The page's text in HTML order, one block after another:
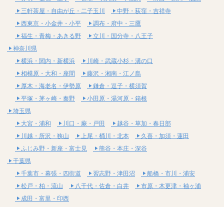
三軒茶屋・自由が丘・二子玉川
中野・荻窪・吉祥寺
西東京・小金井・小平
調布・府中・三鷹
福生・青梅・あきる野
立川・国分寺・八王子
神奈川県
横浜・関内・新横浜
川崎・武蔵小杉・溝の口
相模原・大和・座間
藤沢・湘南・江ノ島
厚木・海老名・伊勢原
鎌倉・逗子・横須賀
平塚・茅ヶ崎・秦野
小田原・湯河原・箱根
埼玉県
大宮・浦和
川口・蕨・戸田
越谷・草加・春日部
川越・所沢・狭山
上尾・桶川・北本
久喜・加須・蓮田
ふじみ野・新座・富士見
熊谷・本庄・深谷
千葉県
千葉市・幕張・四街道
習志野・津田沼
船橋・市川・浦安
松戸・柏・流山
八千代・佐倉・白井
市原・木更津・袖ヶ浦
成田・富里・印西